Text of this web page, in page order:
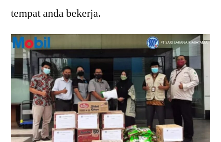
tempat anda bekerja.